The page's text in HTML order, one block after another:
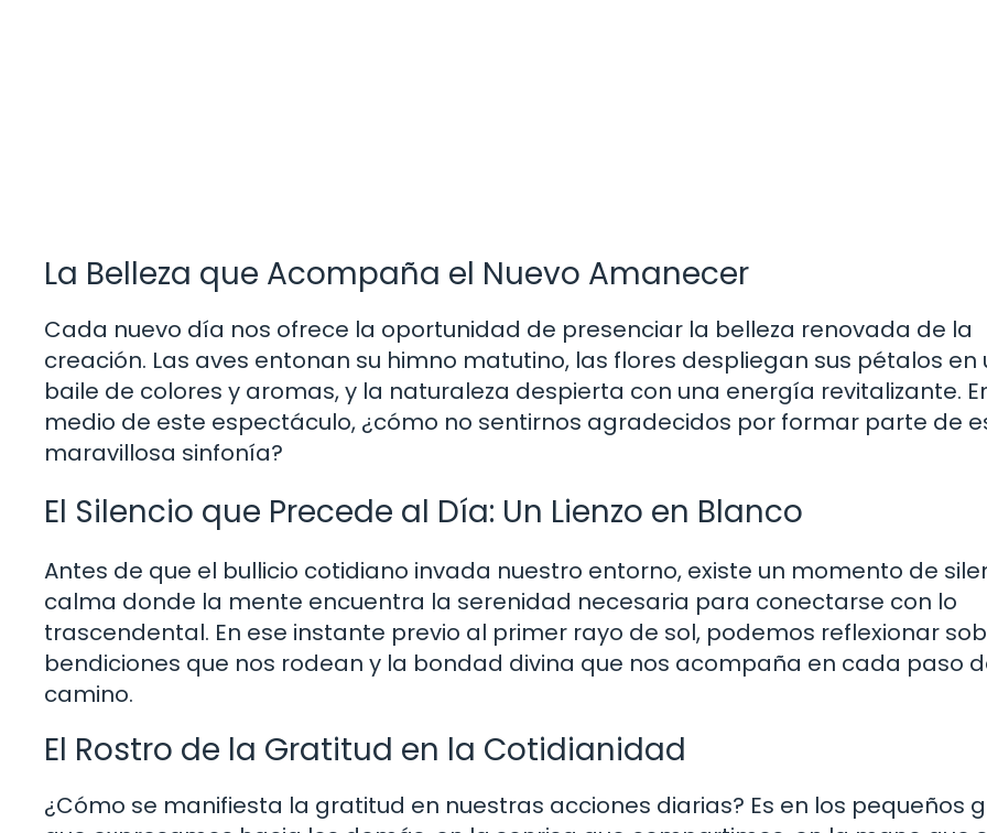
La Belleza que Acompaña el Nuevo Amanecer
Cada nuevo día nos ofrece la oportunidad de presenciar la belleza renovada de la
creación. Las aves entonan su himno matutino, las flores despliegan sus pétalos en
baile de colores y aromas, y la naturaleza despierta con una energía revitalizante.
medio de este espectáculo, ¿cómo no sentirnos agradecidos por formar parte de
maravillosa sinfonía?
El Silencio que Precede al Día: Un Lienzo en Blanco
Antes de que el bullicio cotidiano invada nuestro entorno, existe un momento de
calma donde la mente encuentra la serenidad necesaria para conectarse con lo
trascendental. En ese instante previo al primer rayo de sol, podemos reflexionar
bendiciones que nos rodean y la bondad divina que nos acompaña en cada paso
camino.
El Rostro de la Gratitud en la Cotidianidad
¿Cómo se manifiesta la gratitud en nuestras acciones diarias? Es en los pequeños